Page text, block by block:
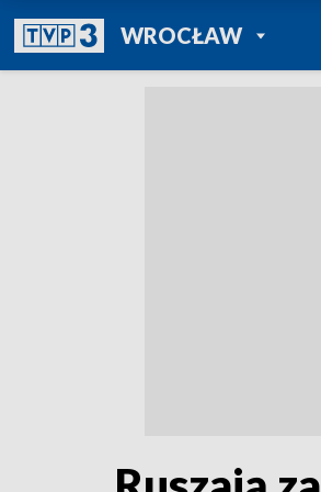
WROCŁAWPOWRÓT DO
TVP REGIONY